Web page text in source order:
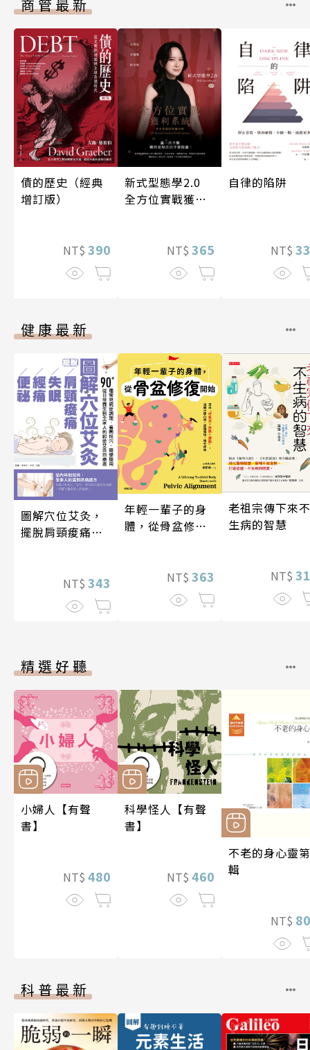
商管最新
債的歷史（經典
增訂版）
NT$ 390
新式型態學2.0
全方位實戰獲利
NT$ 365
自律的陷阱
NT$
健康最新
圖解穴位艾灸，
擺脫肩頸痠痛、
NT$ 343
年輕一輩子的身
體，從骨盆修復
動」，遠離小腹
凸出、肩頸僵
硬、慢性疼痛
NT$ 363
老祖宗傳下來不
生病的智慧
NT$
精選好聽
小婦人【有聲
書】
NT$ 480
科學怪人【有聲
書】
NT$ 460
不老的身心靈
輯
NT$
科普最新